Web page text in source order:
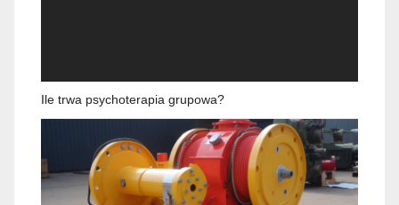
Ile trwa psychoterapia grupowa?